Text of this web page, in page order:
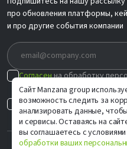
Сайт Manzana group
возможность следить за
анализировать данные,
и сервисы. Оставаясь на
вы соглашаетесь с условиями
обработки ваших
про обновления платформы,
и про другие события компании
Согласенна обработку
в соответствии сПолитикой
Согласен на